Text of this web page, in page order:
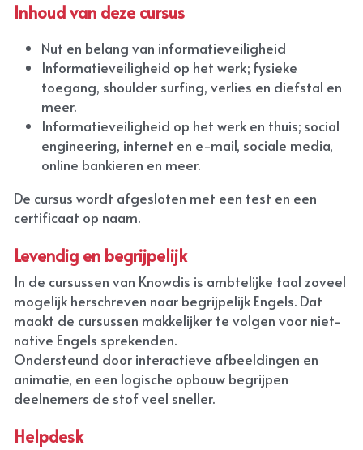
Inhoud van deze cursus
Nut en belang van informatieveiligheid
Informatieveiligheid op het werk; fysieke
toegang, shoulder surfing, verlies en diefstal en
meer.
Informatieveiligheid op het werk en thuis; social
engineering, internet en e-mail, sociale media,
online bankieren en meer.
De cursus wordt afgesloten met een test en een
certificaat op naam.
Levendig en begrijpelijk
In de cursussen van Knowdis is ambtelijke taal zoveel
mogelijk herschreven naar begrijpelijk Engels. Dat
maakt de cursussen makkelijker te volgen voor niet-
native Engels sprekenden.
Ondersteund door interactieve afbeeldingen en
animatie, en een logische opbouw begrijpen
deelnemers de stof veel sneller.
Helpdesk